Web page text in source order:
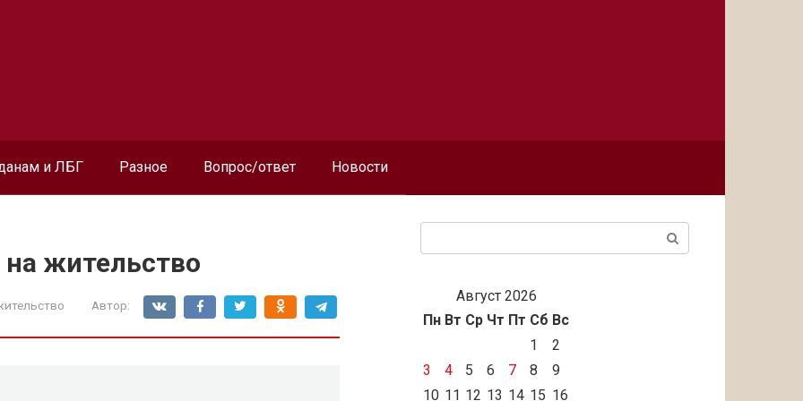
и ЛБГ Разное Вопрос/ответ Новости
жительство
Автор:
Август 2026
Пн Вт Ср Чт Пт Сб Вс
1
2
3
4 5 6 7 8
9
10 11 12 13 14 15 16